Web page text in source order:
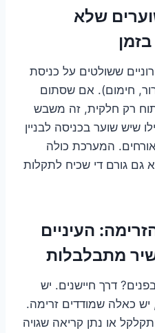
שלא
ששולטים על כניסת
חימום). אם שסתום
רק חלקית, זה משבש
שיש שוער בכניסה לבניין
המערכת כולה
גורם די שכיח לתקלות
העיניים
מתבלבלות
דרך חיישנים. יש
יש כאלה שמודדים זרימה.
או נתן קריאה שגויה